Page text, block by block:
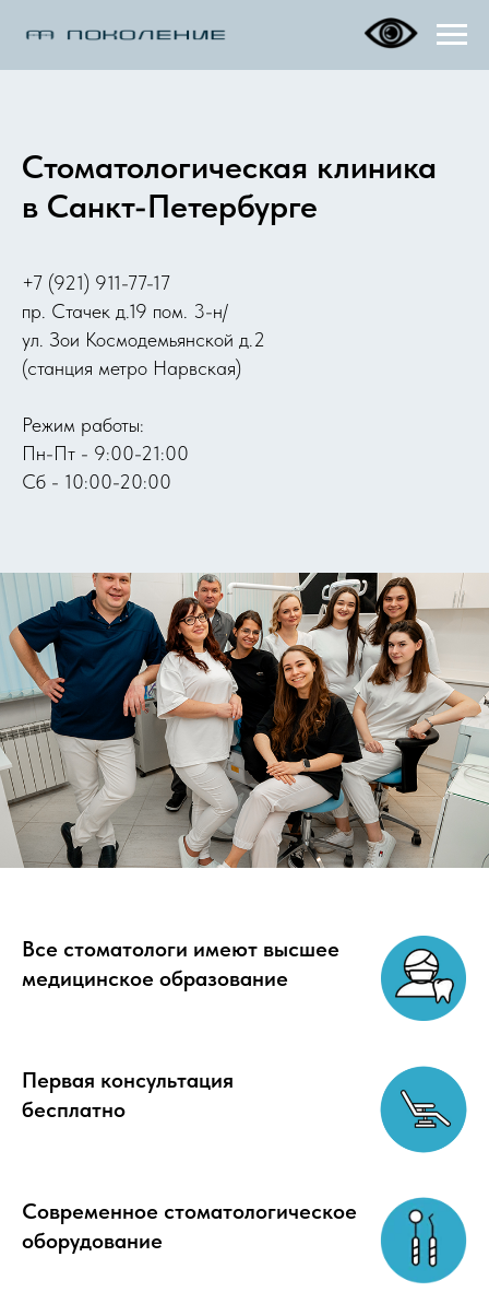
Стоматологическая клиника
в Санкт-Петербурге
+7 (921) 911-77-17
пр. Стачек д.19 пом. 3-н/
ул. Зои Космодемьянской д.2
(станция метро Нарвская)
Режим работы:
Пн-Пт - 9:00-21:00
Сб - 10:00-20:00
Все стоматологи имеют высшее
медицинское образование
Первая консультация
бесплатно
Современное стоматологическое
оборудование